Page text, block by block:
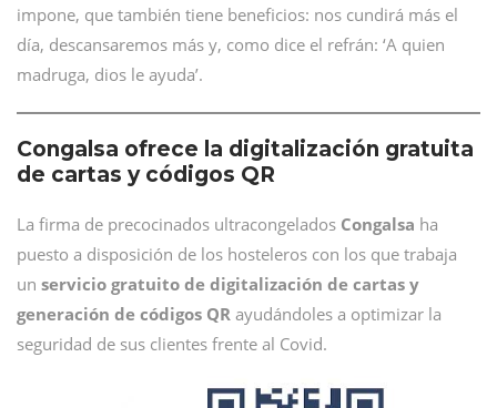
impone, que también tiene beneficios: nos cundirá más el
día, descansaremos más y, como dice el refrán: ‘A quien
madruga, dios le ayuda’.
Congalsa ofrece la digitalización gratuita
de cartas y códigos QR
La firma de precocinados ultracongelados Congalsa ha
puesto a disposición de los hosteleros con los que trabaja
un servicio gratuito de digitalización de cartas y
generación de códigos QR ayudándoles a optimizar la
seguridad de sus clientes frente al Covid.